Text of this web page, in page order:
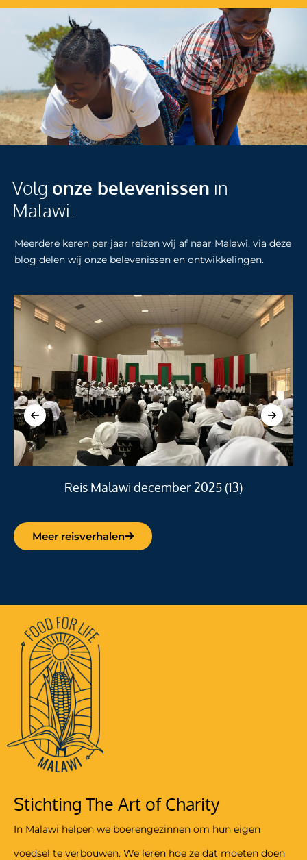
Volg onze belevenissen in
Malawi.
Meerdere keren per jaar reizen wij af naar Malawi, via deze
blog delen wij onze belevenissen en ontwikkelingen.
Reis Malawi december 2025 (13)
Meer reisverhalen
Stichting The Art of Charity
In Malawi helpen we boerengezinnen om hun eigen
voedsel te verbouwen. We leren hoe ze dat moeten doen